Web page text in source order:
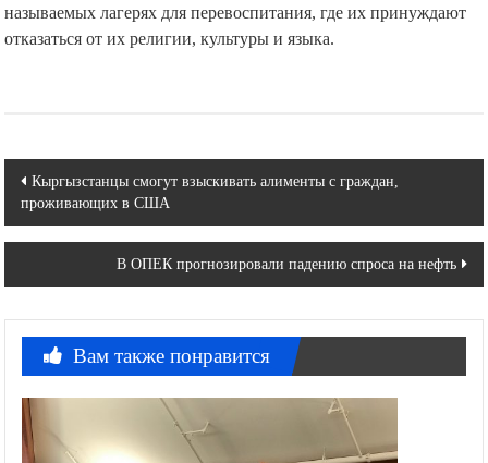
называемых лагерях для перевоспитания, где их принуждают
отказаться от их религии, культуры и языка.
Навигация
по
Кыргызстанцы смогут взыскивать алименты с граждан,
проживающих в США
В ОПЕК прогнозировали падению спроса на нефть
Вам также понравится